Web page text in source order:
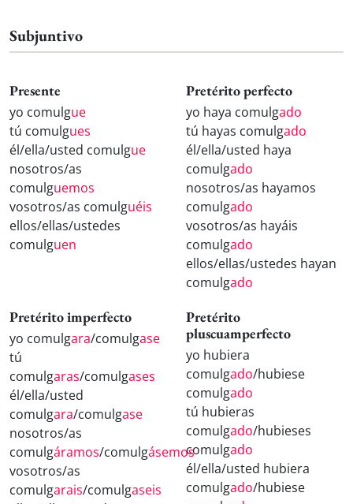
Subjuntivo
Presente
yo comulgue
tú comulgues
él/ella/usted comulgue
nosotros/as
comulguemos
vosotros/as comulguéis
ellos/ellas/ustedes
comulguen
Pretérito perfecto
yo haya comulgado
tú hayas comulgado
él/ella/usted haya
comulgado
nosotros/as hayamos
comulgado
vosotros/as hayáis
comulgado
ellos/ellas/ustedes hayan
comulgado
Pretérito imperfecto
yo comulgara/comulgase
tú
comulgaras/comulgases
él/ella/usted
comulgara/comulgase
nosotros/as
comulgáramos/comulgásemos
vosotros/as
comulgarais/comulgaseis
Pretérito
pluscuamperfecto
yo hubiera
comulgado/hubiese
comulgado
tú hubieras
comulgado/hubieses
comulgado
él/ella/usted hubiera
comulgado/hubiese